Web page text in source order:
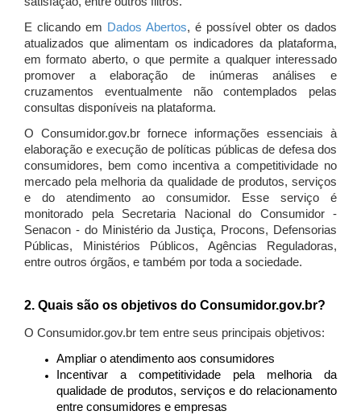
E clicando em Dados Abertos, é possível obter os dados
atualizados que alimentam os indicadores da plataforma,
em formato aberto, o que permite a qualquer interessado
promover a elaboração de inúmeras análises e
cruzamentos eventualmente não contemplados pelas
consultas disponíveis na plataforma.
O Consumidor.gov.br fornece informações essenciais à
elaboração e execução de políticas públicas de defesa dos
consumidores, bem como incentiva a competitividade no
mercado pela melhoria da qualidade de produtos, serviços
e do atendimento ao consumidor. Esse serviço é
monitorado pela Secretaria Nacional do Consumidor -
Senacon - do Ministério da Justiça, Procons, Defensorias
Públicas, Ministérios Públicos, Agências Reguladoras,
entre outros órgãos, e também por toda a sociedade.
2. Quais são os objetivos do Consumidor.gov.br?
O Consumidor.gov.br tem entre seus principais objetivos:
Ampliar o atendimento aos consumidores
Incentivar a competitividade pela melhoria da
qualidade de produtos, serviços e do relacionamento
entre consumidores e empresas